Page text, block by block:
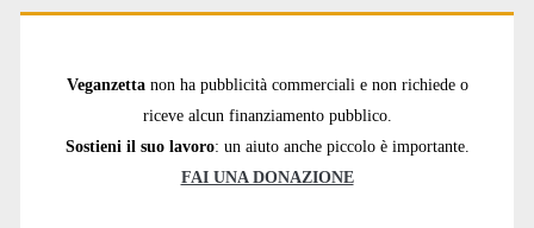
Veganzetta non ha pubblicità commerciali e non richiede o
riceve alcun finanziamento pubblico.
Sostieni il suo lavoro: un aiuto anche piccolo è importante.
FAI UNA DONAZIONE